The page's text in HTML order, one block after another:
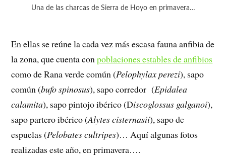
Una de las charcas de Sierra de Hoyo en primavera…
En ellas se reúne la cada vez más escasa fauna anfibia de
la zona, que cuenta conpoblaciones estables de anfibios
como de Rana verde común (Pelophylax perezi), sapo
común (bufo spinosus), sapo corredor (Epidalea
calamita), sapo pintojo ibérico (Discoglossus galganoi),
sapo partero ibérico (Alytes cisternasii), sapo de
espuelas (Pelobates cultripes)… Aquí algunas fotos
realizadas este año, en primavera….